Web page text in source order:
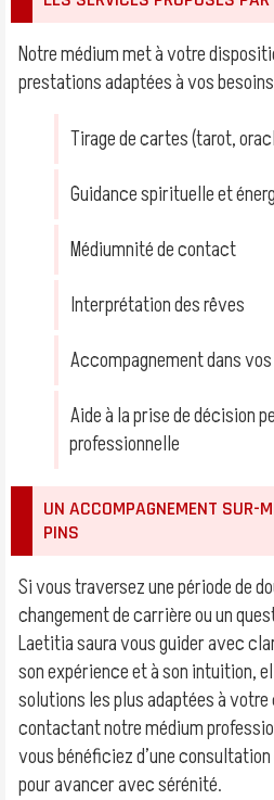
Notre médium met à votre
prestations adaptées à vos
Tirage de cartes (tarot,
Guidance spirituelle et
Médiumnité de contact
Interprétation des rêves
Accompagnement dans
Aide à la prise de décision
professionnelle
UN ACCOMPAGNEMENT SUR-
PINS
Si vous traversez une période de
changement de carrière ou un
Laetitia saura vous guider avec
son expérience et à son intuition,
solutions les plus adaptées à votre
contactant notre médium
vous bénéficiez d’une
pour avancer avec sérénité.